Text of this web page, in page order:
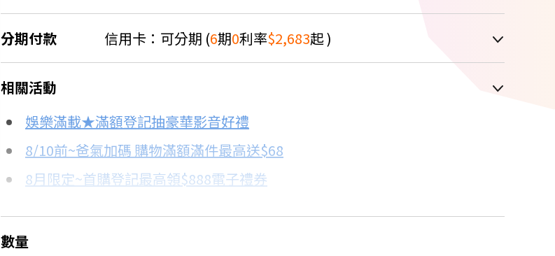
分期付款 信用卡：可分期 (6期0利率$2,683起 )
＊實際可分期數、適用利率，請以購物車顯示為主
信用卡分期
分期數
3期 0利率
每期金額
$5,366
配合銀行/業者
18家銀行/業者
相關活動
娛樂滿載★滿額登記抽豪華影音好禮
8/10前~爸氣加碼 購物滿額滿件最高送$68
8月限定~首購登記最高領$888電子禮券
更多信用卡分期0利率滿額享回饋
數量